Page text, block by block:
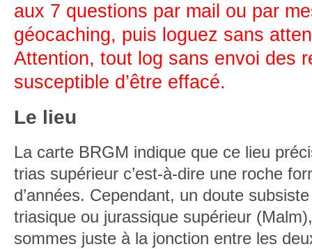
aux 7 questions par mail ou par
géocaching, puis loguez sans
Attention, tout log sans envoi des
susceptible d’être effacé.
Le lieu
La carte BRGM indique que ce lieu
trias supérieur c’est-à-dire une roche
d’années. Cependant, un doute
triasique ou jurassique supérieur
sommes juste à la jonction entre les